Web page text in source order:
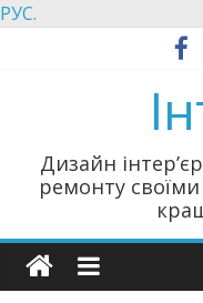
РУС.
Дизайн
ремонту